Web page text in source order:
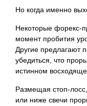
Но когда именно
Некоторые форекс-
момент пробития
Другие предлагают
убедиться, что
истинном
Размещая стоп-
или ниже свечи